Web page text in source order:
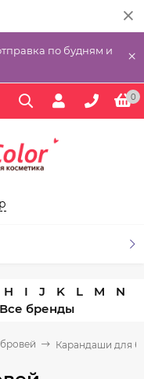
по будням и
×
0
H I J K L M
N
Карандаши для